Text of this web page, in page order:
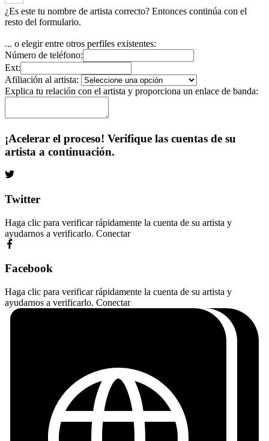
¿Es este tu nombre de artista correcto? Entonces continúa con el
resto del formulario.
... o elegir entre otros perfiles existentes:
Número de teléfono:
Ext:
Afiliación al artista:
Explica tu relación con el artista y proporciona un enlace de banda:
¡Acelerar el proceso! Verifique las cuentas de su
artista a continuación.
Twitter
Haga clic para verificar rápidamente la cuenta de su artista y
ayudarnos a verificarlo. Conectar
Facebook
Haga clic para verificar rápidamente la cuenta de su artista y
ayudarnos a verificarlo. Conectar